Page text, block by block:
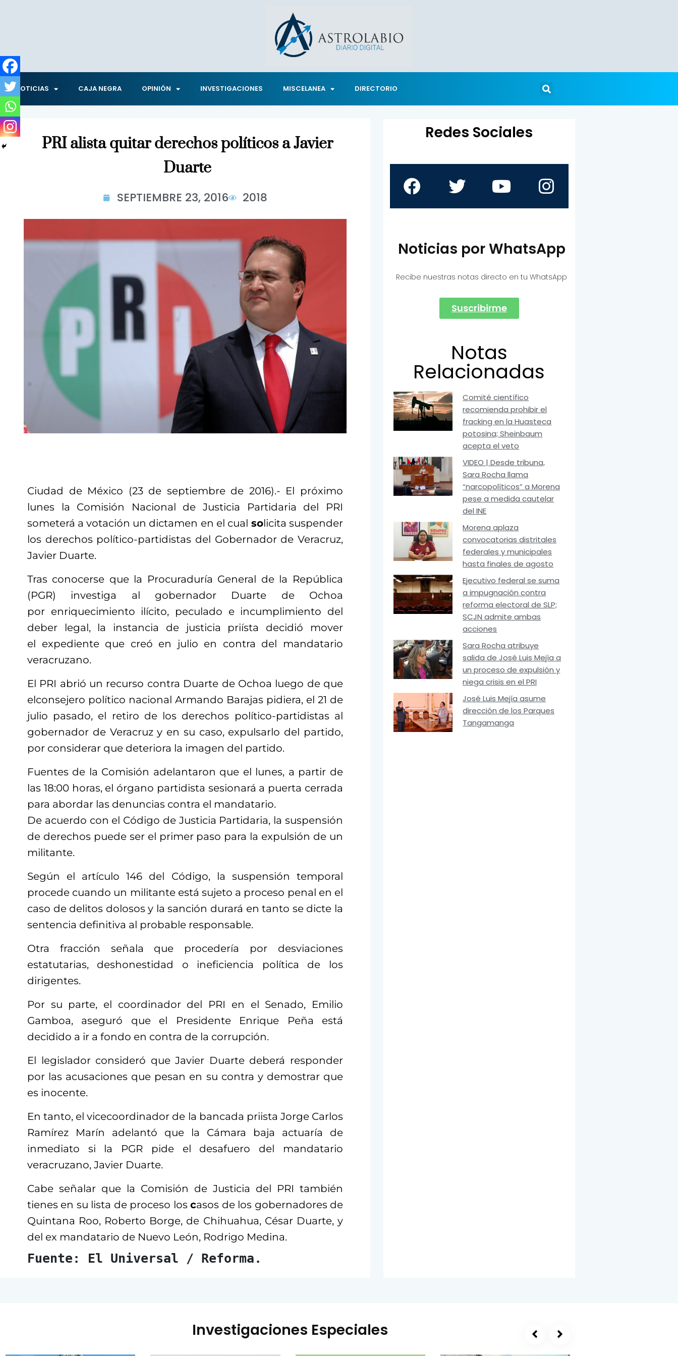
NOTICIAS CAJA NEGRA OPINIÓN INVESTIGACIONES MISCELANEA DIRECTORIO
PRI alista quitar derechos políticos a Javier
Duarte
SEPTIEMBRE 23, 2016 2018
Ciudad de México (23 de septiembre de 2016).- El próximo
lunes la Comisión Nacional de Justicia Partidaria del PRI
someterá a votación un dictamen en el cual solicita suspender
los derechos político-partidistas del Gobernador de Veracruz,
Javier Duarte.
Tras conocerse que la Procuraduría General de la República
(PGR) investiga al gobernador Duarte de Ochoa
por enriquecimiento ilícito, peculado e incumplimiento del
deber legal, la instancia de justicia priísta decidió mover
el expediente que creó en julio en contra del mandatario
veracruzano.
El PRI abrió un recurso contra Duarte de Ochoa luego de que
elconsejero político nacional Armando Barajas pidiera, el 21 de
julio pasado, el retiro de los derechos político-partidistas al
gobernador de Veracruz y en su caso, expulsarlo del partido,
por considerar que deteriora la imagen del partido.
Fuentes de la Comisión adelantaron que el lunes, a partir de
las 18:00 horas, el órgano partidista sesionará a puerta cerrada
para abordar las denuncias contra el mandatario.
De acuerdo con el Código de Justicia Partidaria, la suspensión
de derechos puede ser el primer paso para la expulsión de un
militante.
Según el artículo 146 del Código, la suspensión temporal
procede cuando un militante está sujeto a proceso penal en el
caso de delitos dolosos y la sanción durará en tanto se dicte la
sentencia definitiva al probable responsable.
Otra fracción señala que procedería por desviaciones
estatutarias, deshonestidad o ineficiencia política de los
dirigentes.
Por su parte, el coordinador del PRI en el Senado, Emilio
Gamboa, aseguró que el Presidente Enrique Peña está
decidido a ir a fondo en contra de la corrupción.
El legislador consideró que Javier Duarte deberá responder
por las acusaciones que pesan en su contra y demostrar que
es inocente.
En tanto, el vicecoordinador de la bancada priista Jorge Carlos
Ramírez Marín adelantó que la Cámara baja actuaría de
inmediato si la PGR pide el desafuero del mandatario
veracruzano, Javier Duarte.
Cabe señalar que la Comisión de Justicia del PRI también
tienes en su lista de proceso loscasos de los gobernadores de
Quintana Roo, Roberto Borge, de Chihuahua, César Duarte, y
del ex mandatario de Nuevo León, Rodrigo Medina.
Fuente: El Universal / Reforma.
Redes Sociales
Noticias por WhatsApp
Recibe nuestras notas directo en tu WhatsApp
Suscribirme
Notas
Relacionadas
Comité científico
recomienda prohibir el
fracking en la Huasteca
potosina; Sheinbaum
acepta el veto
VIDEO | Desde tribuna,
Sara Rocha llama
“narcopolíticos” a Morena
pese a medida cautelar
del INE
Morena aplaza
convocatorias distritales
federales y municipales
hasta finales de agosto
Ejecutivo federal se suma
a impugnación contra
reforma electoral de SLP;
SCJN admite ambas
acciones
Sara Rocha atribuye
salida de José Luis Mejía a
un proceso de expulsión y
niega crisis en el PRI
José Luis Mejía asume
dirección de los Parques
Tangamanga
Investigaciones Especiales